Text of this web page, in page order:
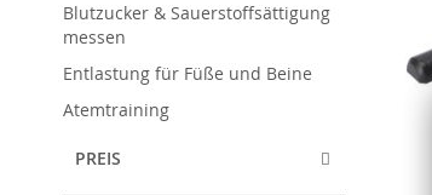
Blutzucker & Sauerstoffsättigung
messen
Entlastung für Füße und Beine
Atemtraining
PREIS